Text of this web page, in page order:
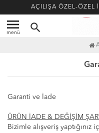
AÇILIŞA ÖZEL-ÖZEL
menu
menü search
Garanti ve İade
ÜRÜN İADE & DEĞİŞİM
Bizimle alışveriş yaptığınız